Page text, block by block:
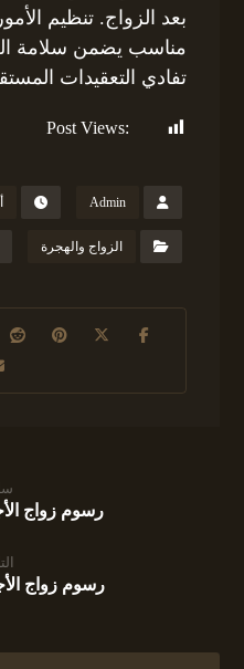
بعد الزواج. تنظيم
مناسب يضمن سلامة
تفادي التعقيدات
Post Views:
Admin
الزواج والهجرة
رسوم زواج
رسوم زواج